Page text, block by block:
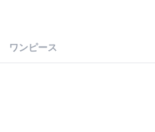
ワンピース